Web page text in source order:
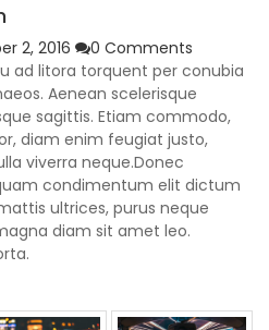
2, 2016
0 Comments
ad litora torquent per conubia
Aenean scelerisque
sagittis. Etiam commodo,
diam enim feugiat justo,
viverra neque.Donec
condimentum elit dictum
ultrices, purus neque
diam sit amet leo.